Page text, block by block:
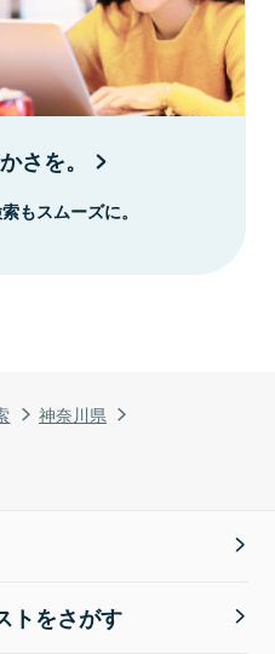
神奈川県
さを。
もスムーズに。
トをさがす